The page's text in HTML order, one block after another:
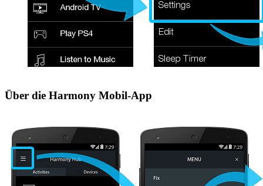
Über die Harmony Mobil-App